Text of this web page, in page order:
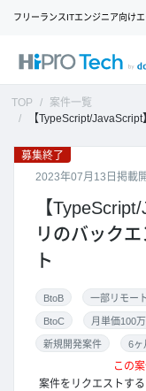
フリーランスITエンジニア向け
TOP
案件一覧
【TypeScript/JavaScript
募集終了
2023年07月13日掲載
【
リのバック
ト
BtoB 一部リモー
BtoC 月単価100
新規開発案件
この
案件をリクエストす